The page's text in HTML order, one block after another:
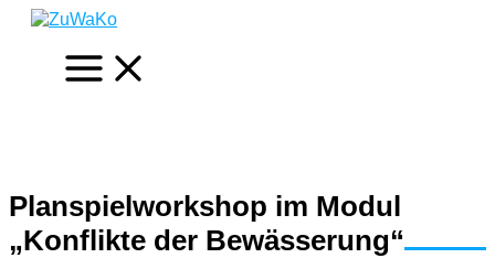
Zum
springen
Planspielworkshop im Modul
„Konflikte der Bewässerung“